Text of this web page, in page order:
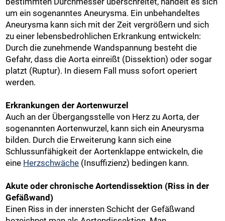
um ein sogenanntes Aneurysma. Ein unbehandeltes
Aneurysma kann sich mit der Zeit vergrößern und sich
zu einer lebensbedrohlichen Erkrankung entwickeln:
Durch die zunehmende Wandspannung besteht die
Gefahr, dass die Aorta einreißt (Dissektion) oder sogar
platzt (Ruptur). In diesem Fall muss sofort operiert
werden.
Erkrankungen der Aortenwurzel
Auch an der Übergangsstelle von Herz zu Aorta, der
sogenannten Aortenwurzel, kann sich ein Aneurysma
bilden. Durch die Erweiterung kann sich eine
Schlussunfähigkeit der Aortenklappe entwickeln, die
eine Herzschwäche (Insuffizienz) bedingen kann.
Akute oder chronische Aortendissektion (Riss in der
Gefäßwand)
Einen Riss in der innersten Schicht der Gefäßwand